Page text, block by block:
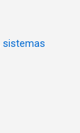
sistemas